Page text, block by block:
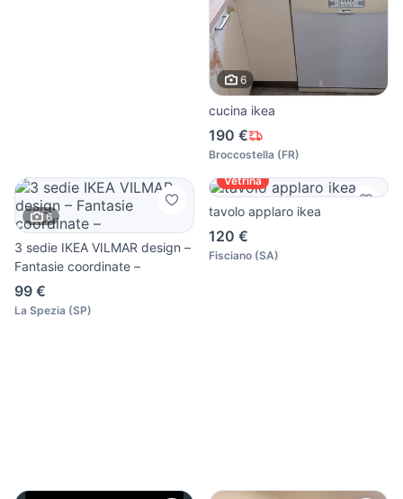
6
cucina ikea
190 €
Broccostella (FR)
6
3 sedie IKEA VILMAR design –
Fantasie coordinate –
99 €
La Spezia (SP)
Vetrina
tavolo applaro ikea
120 €
Fisciano (SA)